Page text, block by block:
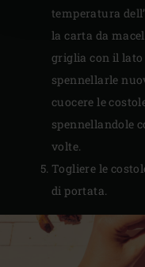
temperatura
la carta da
griglia con il lato
spennellarle
cuocere le
spennellandole
volte.
Togliere le
di portata.